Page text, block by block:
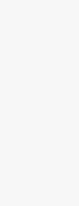
implementasi
signifikan dalam
mengkaji ulang
Penghindaran Pajak
ujarnya. “Fokus
Prianto
target PPN dan
komprehensif
pajak dan
keberhasilan
yang cermat dan
Dengan langkah-
tidak hanya
yang ambisius,
lanskap perpajakan